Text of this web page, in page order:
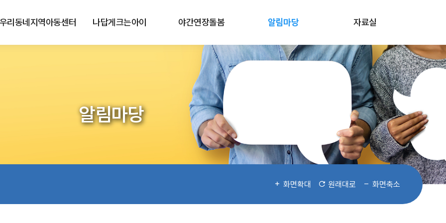
리동네지역아동센터 나답게크는아이 야간연장돌봄 알림마당 자료실
알림마당
화면확대 원래대로 화면축소